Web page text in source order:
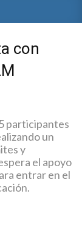
con
participantes
un
y
el apoyo
entrar en el